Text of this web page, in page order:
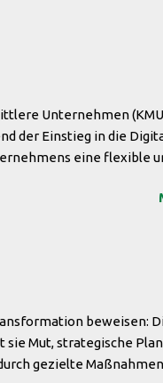
Position im globalen
Unternehmen
der Einstieg in die
eine flexible
der mit dem
können Unternehmen
Handelsunternehmen
beweisen:
Mut, strategische
gezielte